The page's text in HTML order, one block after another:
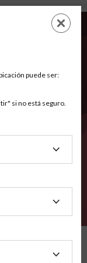
EN
puede ser:
si no está seguro.